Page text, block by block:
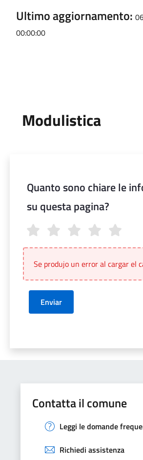
Ultimo aggiornamento:
00:00:00
Modulistica
Quanto sono chiare le
su questa pagina?
Quanto sono chiare le informazioni
Se produjo un error al cargar el
Enviar
Contatta il comune
Leggi le domande
Richiedi assistenza